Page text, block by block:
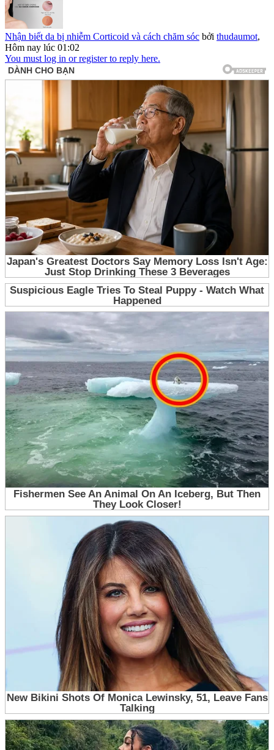
Nhận biết da bị nhiễm Corticoid và cách chăm sóc bởi thudaumot,
Hôm nay lúc 01:02
You must log in or register to reply here.